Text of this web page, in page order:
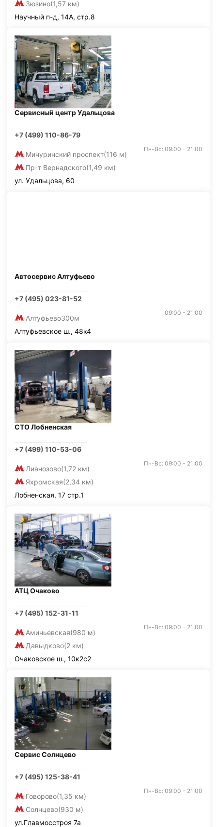
Зюзино(1,57 км)
Научный п-д, 14А, стр.8
Сервисный центр Удальцова
+7 (499) 110-86-79
Мичуринский проспект(116 м)
Пр-т Вернадского(1,49 км)
Пн-Вс: 09:00 - 21:00
ул. Удальцова, 60
Автосервис Алтуфьево
+7 (495) 023-81-52
Алтуфьево300м
09:00 - 21:00
Алтуфьевское ш., 48к4
СТО Лобненская
+7 (499) 110-53-06
Лианозово(1,72 км)
Яхромская(2,34 км)
Пн-Вс: 09:00 - 21:00
Лобненская, 17 стр.1
АТЦ Очаково
+7 (495) 152-31-11
Аминьевская(980 м)
Давыдково(2 км)
Пн-Вс: 09:00 - 21:00
Очаковское ш., 10к2с2
Сервис Солнцево
+7 (495) 125-38-41
Говорово(1,35 км)
Солнцево(930 м)
Пн-Вс: 09:00 - 21:00
ул.Главмосстроя 7а